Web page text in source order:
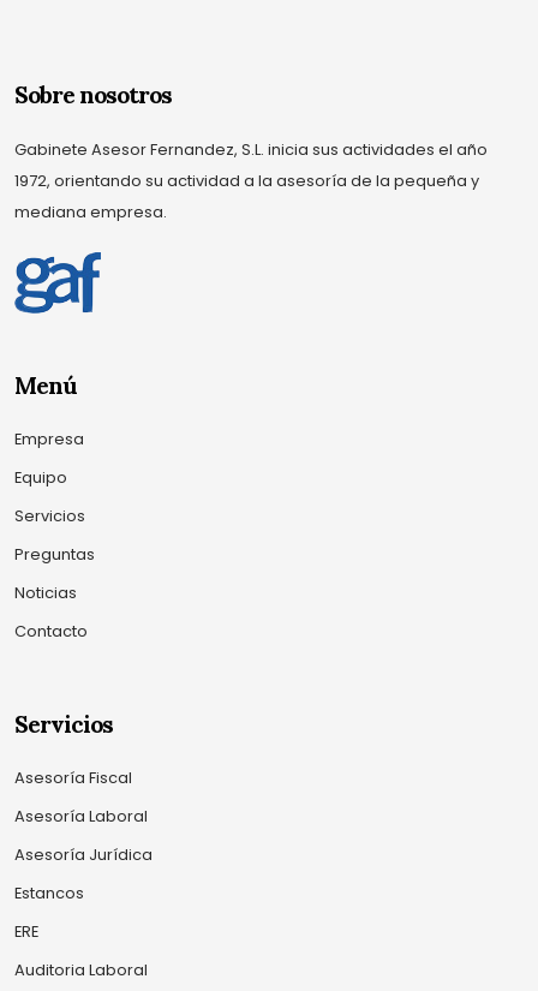
Sobre nosotros
Gabinete Asesor Fernandez, S.L. inicia sus actividades el año
1972, orientando su actividad a la asesoría de la pequeña y
mediana empresa.
Menú
Empresa
Equipo
Servicios
Preguntas
Noticias
Contacto
Servicios
Asesoría Fiscal
Asesoría Laboral
Asesoría Jurídica
Estancos
ERE
Auditoria Laboral